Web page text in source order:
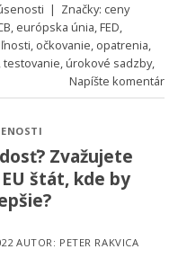
| Značky: ceny
, európska únia,FED,
, očkovanie, opatrenia,
testovanie,úrokové sadzby,
Napíšte komentár
Zvažujete
štát, kde by
AUTOR: PETER RAKVICA